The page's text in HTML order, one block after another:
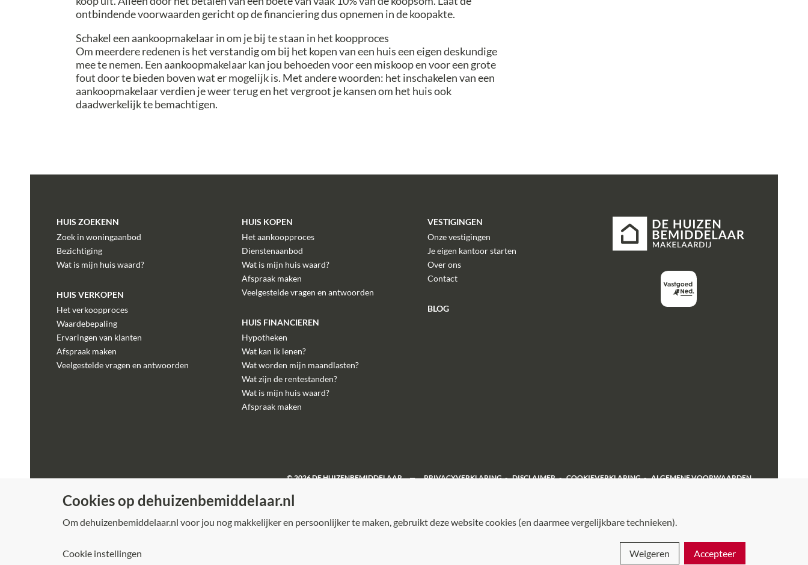
ontbindende voorwaarden gericht op de financiering dus opnemen in de koopakte.
Schakel een aankoopmakelaar in om je bij te staan in het koopproces
Om meerdere redenen is het verstandig om bij het kopen van een huis een eigen deskundige
mee te nemen. Een aankoopmakelaar kan jou behoeden voor een miskoop en voor een grote
fout door te bieden boven wat er mogelijk is. Met andere woorden: het inschakelen van een
aankoopmakelaar verdien je weer terug en het vergroot je kansen om het huis ook
daadwerkelijk te bemachtigen.
HUIS ZOEKENN
Zoek in woningaanbod
Bezichtiging
Wat is mijn huis waard?
HUIS VERKOPEN
Het verkoopproces
Waardebepaling
Ervaringen van klanten
Afspraak maken
Veelgestelde vragen en antwoorden
HUIS KOPEN
Het aankoopproces
Dienstenaanbod
Wat is mijn huis waard?
Afspraak maken
Veelgestelde vragen en antwoorden
HUIS FINANCIEREN
Hypotheken
Wat kan ik lenen?
Wat worden mijn maandlasten?
Wat zijn de rentestanden?
Wat is mijn huis waard?
Afspraak maken
VESTIGINGEN
Onze vestigingen
Je eigen kantoor starten
Over ons
Contact
BLOG
©2026DE HUIZENBEMIDDELAAR PRIVACYVERKLARING DISCLAIMER COOKIEVERKLARING ALGEMENE VOORWAARDEN
Cookies op dehuizenbemiddelaar.nl
Om dehuizenbemiddelaar.nl voor jou nog makkelijker en persoonlijker te maken, gebruikt deze website cookies (en daarmee vergelijkbare technieken).
Accepteer
Weigeren
Cookie instellingen